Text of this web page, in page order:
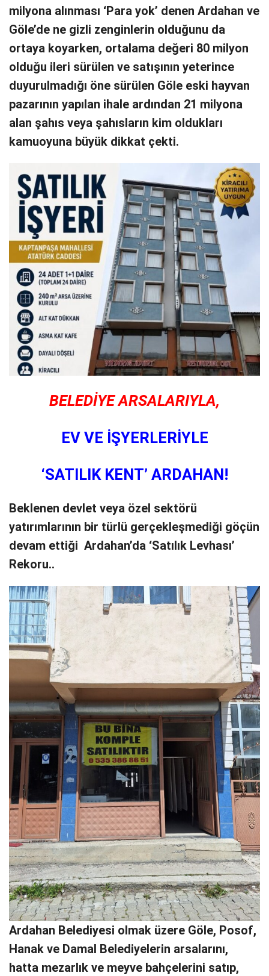
milyona alınması ‘Para yok’ denen Ardahan ve
Göle’de ne gizli zenginlerin olduğunu da
ortaya koyarken, ortalama değeri 80 milyon
olduğu ileri sürülen ve satışının yeterince
duyurulmadığı öne sürülen Göle eski hayvan
pazarının yapılan ihale ardından 21 milyona
alan şahıs veya şahısların kim oldukları
kamuoyuna büyük dikkat çekti.
BELEDİYE ARSALARIYLA,
EV VE İŞYERLERİYLE
‘SATILIK KENT’ ARDAHAN!
Beklenen devlet veya özel sektörü
yatırımlarının bir türlü gerçekleşmediği göçün
devam ettiği Ardahan’da ‘Satılık Levhası’
Rekoru..
Ardahan Belediyesi olmak üzere Göle, Posof,
Hanak ve Damal Belediyelerin arsalarını,
hatta mezarlık ve meyve bahçelerini satıp,